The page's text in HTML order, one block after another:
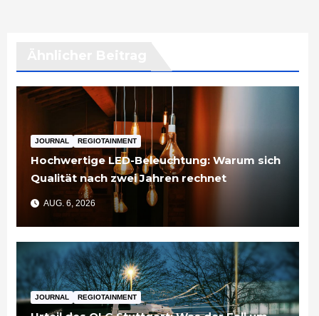
JOURNAL REGIOTAINMENT
Hochwertige LED-Beleuchtung: Warum sich
Qualität nach zwei Jahren rechnet
AUG. 6, 2026
JOURNAL REGIOTAINMENT